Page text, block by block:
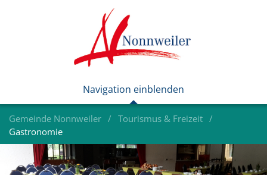
Gemeinde Nonnweiler
Tourismus & Freizeit
Gastronomie